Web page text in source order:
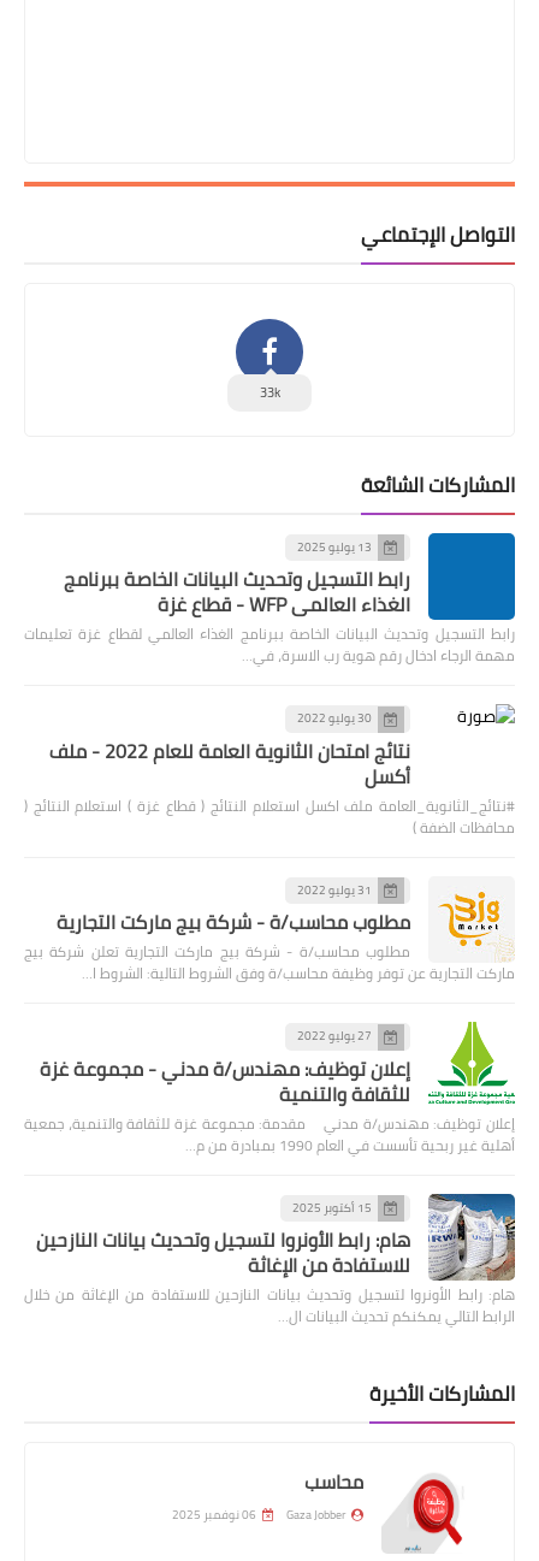
التواصل الإجتماعي
33k
المشاركات الشائعة
13 يوليو 2025
رابط التسجيل وتحديث البيانات الخاصة ببرنامج
الغذاء العالمي WFP - قطاع غزة
رابط التسجيل وتحديث البيانات الخاصة ببرنامج الغذاء العالمي لقطاع غزة تعليمات
مهمة الرجاء ادخال رقم هوية رب الاسرة، في…
30 يوليو 2022
نتائج امتحان الثانوية العامة للعام 2022 - ملف
أكسل
#نتائج_الثانوية_العامة ملف اكسل استعلام النتائج ( قطاع غزة ) استعلام النتائج (
محافظات الضفة )
31 يوليو 2022
مطلوب محاسب/ة - شركة بيج ماركت التجارية
مطلوب محاسب/ة - شركة بيج ماركت التجارية تعلن شركة بيج
ماركت التجارية عن توفر وظيفة محاسب/ة وفق الشروط التالية: الشروط ا…
27 يوليو 2022
إعلان توظيف: مهندس/ة مدني - مجموعة غزة
للثقافة والتنمية
إعلان توظيف: مهندس/ة مدني مقدمة: مجموعة غزة للثقافة والتنمية، جمعية
أهلية غير ربحية تأسست في العام 1990 بمبادرة من م…
15 أكتوبر 2025
هام: رابط الأونروا لتسجيل وتحديث بيانات النازحين
للاستفادة من الإغاثة
هام: رابط الأونروا لتسجيل وتحديث بيانات النازحين للاستفادة من الإغاثة من خلال
الرابط التالي يمكنكم تحديث البيانات ال…
المشاركات الأخيرة
محاسب
Gaza Jobber 06 نوفمبر 2025